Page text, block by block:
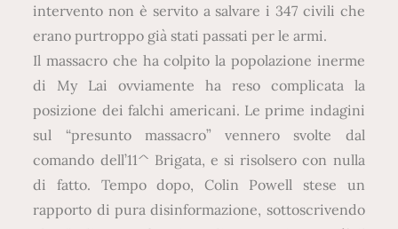
intervento non è servito a salvare i 347 civili che
erano purtroppo già stati passati per le armi.
Il massacro che ha colpito la popolazione inerme
di My Lai ovviamente ha reso complicata la
posizione dei falchi americani. Le prime indagini
sul “presunto massacro” vennero svolte dal
comando dell’11^ Brigata, e si risolsero con nulla
di fatto. Tempo dopo, Colin Powell stese un
rapporto di pura disinformazione, sottoscrivendo